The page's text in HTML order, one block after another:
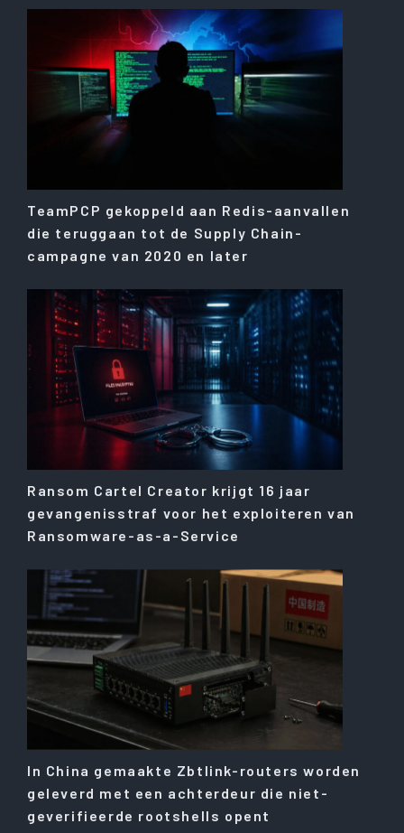
TeamPCP gekoppeld aan Redis-aanvallen
die teruggaan tot de Supply Chain-
campagne van 2020 en later
Ransom Cartel Creator krijgt 16 jaar
gevangenisstraf voor het exploiteren van
Ransomware-as-a-Service
In China gemaakte Zbtlink-routers worden
geleverd met een achterdeur die niet-
geverifieerde rootshells opent